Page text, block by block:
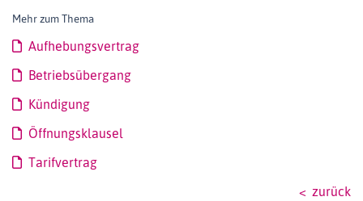
Mehr zum Thema
Aufhebungsvertrag
Betriebsübergang
Kündigung
Öffnungsklausel
Tarifvertrag
zurück